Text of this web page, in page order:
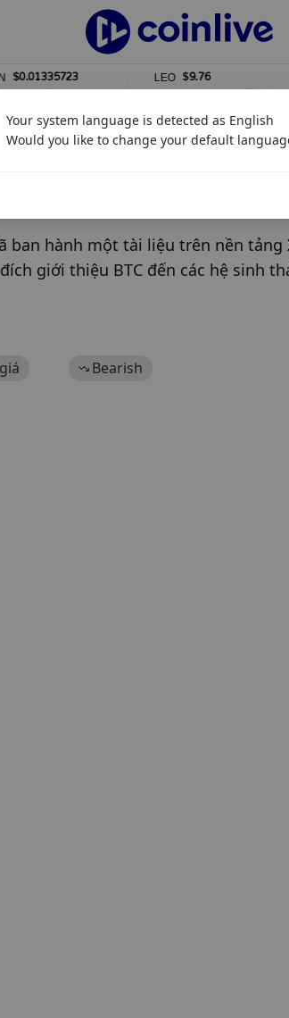
$9.76
0%
ban hành một tài liệu trên nền tảng
giới thiệu BTC đến các hệ sinh
Bearish
Your system language is detected as English
Would you like to change your default